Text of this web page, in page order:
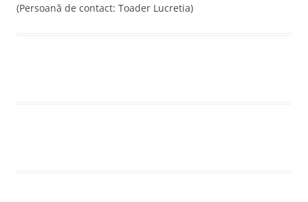
(Persoană de contact: Toader Lucretia)